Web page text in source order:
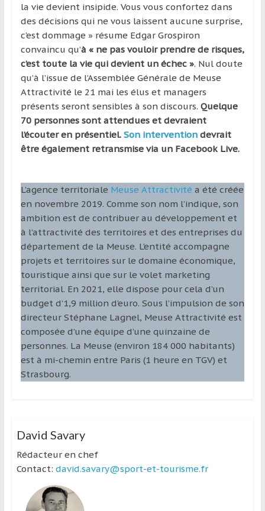
la vie devient insipide. Vous vous confortez dans
des décisions qui ne vous laissent aucune surprise,
c’est dommage » résume Edgar Grospiron
convaincu qu’à « ne pas vouloir prendre de risques,
c’est toute la vie qui devient un échec ». Nul doute
qu’à l’issue de l’Assemblée Générale de Meuse
Attractivité le 21 mai les élus et managers
présents seront sensibles à son discours. Quelque
70 personnes sont attendues et devraient
l’écouter en présentiel. Son intervention devrait
être également retransmise via un Facebook Live.
L’agence territoriale Meuse Attractivité a été créée
en novembre 2019. Comme son nom l’indique, son
ambition est de contribuer au développement et
à l’attractivité des territoires et des entreprises du
département de la Meuse. L’entité accompagne
projets et territoires sur le domaine économique,
touristique ainsi que sur le volet marketing
territorial. En 2021, elle dispose pour cela d’un
budget d’1,9 million d’euro. Sous l’impulsion de son
directeur Stéphane Lagnel, Meuse Attractivité est
composée d’une équipe d’une quinzaine de
personnes. La Meuse (environ 184 000 habitants)
est à mi-chemin entre Paris (1 heure en TGV) et
Strasbourg.
David Savary
Rédacteur en chef
Contact: david.savary@sport-et-tourisme.fr